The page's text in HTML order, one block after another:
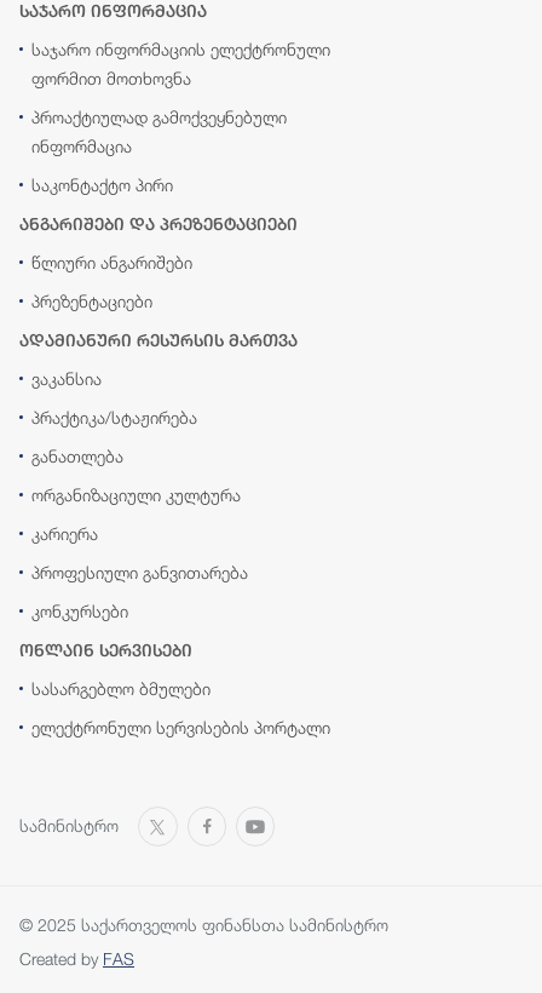
საჯარო ინფორმაცია
საჯარო ინფორმაციის ელექტრონული
ფორმით მოთხოვნა
პროაქტიულად გამოქვეყნებული
ინფორმაცია
საკონტაქტო პირი
ანგარიშები და პრეზენტაციები
წლიური ანგარიშები
პრეზენტაციები
ადამიანური რესურსის მართვა
ვაკანსია
პრაქტიკა/სტაჟირება
განათლება
ორგანიზაციული კულტურა
კარიერა
პროფესიული განვითარება
კონკურსები
ონლაინ სერვისები
სასარგებლო ბმულები
ელექტრონული სერვისების პორტალი
სამინისტრო
© 2025 საქართველოს ფინანსთა სამინისტრო
Created by FAS